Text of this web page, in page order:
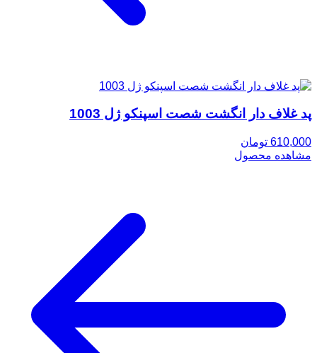
پد غلاف دار انگشت شصت اسپنکو ژل 1003
610,000 تومان
مشاهده محصول